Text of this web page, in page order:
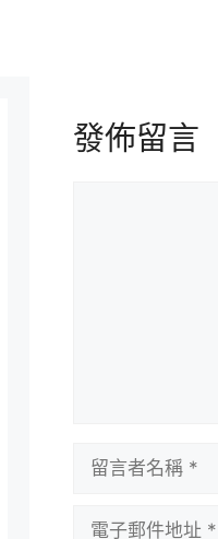
發佈留言